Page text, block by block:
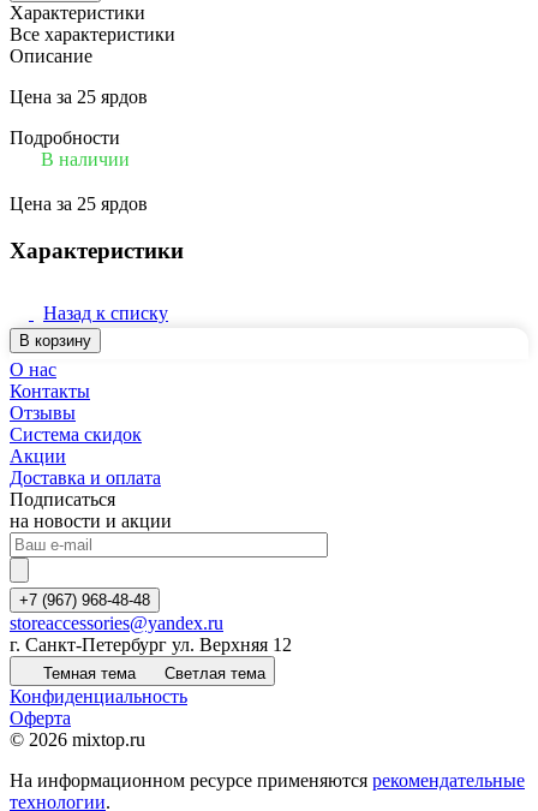
Характеристики
Все характеристики
Описание
Цена за 25 ярдов
Подробности
В наличии
Цена за 25 ярдов
Характеристики
Назад к списку
В корзину
О нас
Контакты
Отзывы
Система скидок
Акции
Доставка и оплата
Подписаться
на новости и акции
+7 (967) 968-48-48
storeaccessories@yandex.ru
г. Санкт-Петербург ул. Верхняя 12
Темная тема Светлая тема
Конфиденциальность
Оферта
© 2026 mixtop.ru
На информационном ресурсе применяются рекомендательные
технологии.